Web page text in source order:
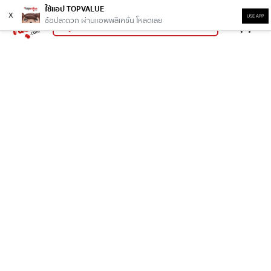
x
ใช้แอป TOPVALUE
ช้อปสะดวก ผ่านแอพพลิเคชั่น โหลดเลย
USE APP